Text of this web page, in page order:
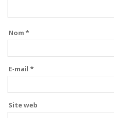
Nom *
E-mail *
Site web